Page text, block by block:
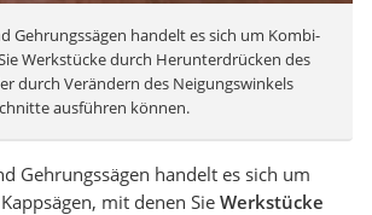
Gehrungssägen handelt es sich um Kombi-
Werkstücke durch Herunterdrücken des
durch Verändern des Neigungswinkels
ausführen können.
Gehrungssägen handelt es sich um
mit denen Sie Werkstücke